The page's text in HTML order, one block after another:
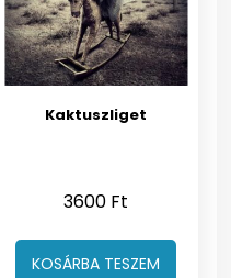
Kaktuszliget
3600 Ft
KOSÁRBA TESZEM